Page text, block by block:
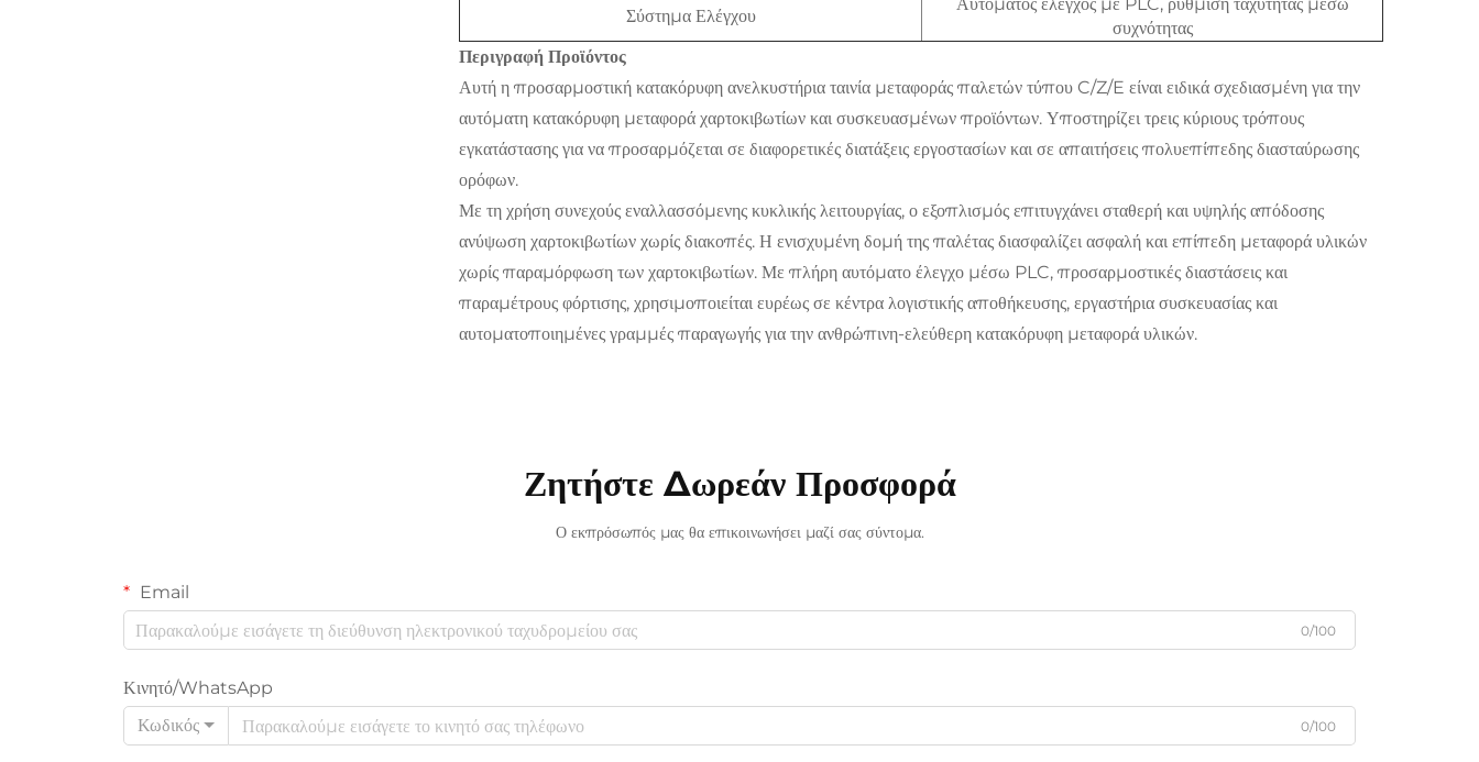
Σύστημα Ελέγχου
συχνότητας
Περιγραφή Προϊόντος
Αυτή η προσαρμοστική κατακόρυφη ανελκυστήρια ταινία μεταφοράς παλετών τύπου C/Z/E είναι ειδικά σχεδιασμένη για την
αυτόματη κατακόρυφη μεταφορά χαρτοκιβωτίων και συσκευασμένων προϊόντων. Υποστηρίζει τρεις κύριους τρόπους
εγκατάστασης για να προσαρμόζεται σε διαφορετικές διατάξεις εργοστασίων και σε απαιτήσεις πολυεπίπεδης διασταύρωσης
ορόφων.
Με τη χρήση συνεχούς εναλλασσόμενης κυκλικής λειτουργίας, ο εξοπλισμός επιτυγχάνει σταθερή και υψηλής απόδοσης
ανύψωση χαρτοκιβωτίων χωρίς διακοπές. Η ενισχυμένη δομή της παλέτας διασφαλίζει ασφαλή και επίπεδη μεταφορά υλικών
χωρίς παραμόρφωση των χαρτοκιβωτίων. Με πλήρη αυτόματο έλεγχο μέσω PLC, προσαρμοστικές διαστάσεις και
παραμέτρους φόρτισης, χρησιμοποιείται ευρέως σε κέντρα λογιστικής αποθήκευσης, εργαστήρια συσκευασίας και
αυτοματοποιημένες γραμμές παραγωγής για την ανθρώπινη-ελεύθερη κατακόρυφη μεταφορά υλικών.
Ζητήστε Δωρεάν Προσφορά
Ο εκπρόσωπός μας θα επικοινωνήσει μαζί σας σύντομα.
Email
0/100
Κινητό/WhatsApp
Κωδικός
0/100